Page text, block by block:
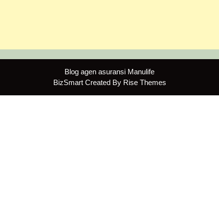
Blog agen asuransi Manulife
BizSmart Created By Rise Themes